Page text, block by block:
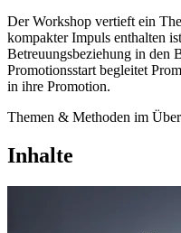
Der Workshop vertieft ein
kompakter Impuls enthalten
Betreuungsbeziehung in den
Promotionsstart begleitet
in ihre Promotion.
Themen & Methoden im
Inhalte